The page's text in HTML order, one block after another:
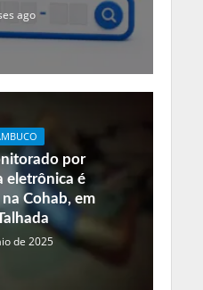
ago
por
eletrônica é
Cohab, em
de 2025